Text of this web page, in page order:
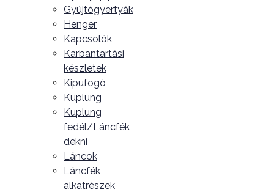
Gyújtógyertyák
Henger
Kapcsolók
Karbantartási
készletek
Kipufogó
Kuplung
Kuplung
fedél/Láncfék
dekni
Láncok
Láncfék
alkatrészek